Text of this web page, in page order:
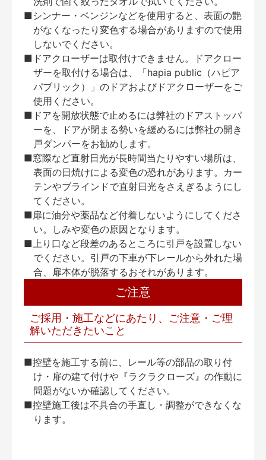
■シンナー・ベンジンなどを使用すると、表面の艶
がなくなったり変色する場合がありますので使用
しないでください。
■ドアクローザーは取付けできません。ドアクロー
ザーを取付ける場合は、「hapia public（ハピア
パブリック）」のドアおよびドアクローザーをご
使用ください。
■ドアを開放状態で止めるには弊社のドアストッパ
ーを、ドアが閉まる勢いを緩めるには弊社の開き
戸ダンパーをお勧めします。
■窓際など直射日光が長時間当たりやすい場所は、
表面の日焼けによる変色の恐れがあります。カー
テンやブラインドで直射日光をさえぎるようにし
てください。
■扉に油分や薬品など付着しないようにしてくださ
い。しみや変色の原因となります。
■上り口など段差のあるところに引戸を設置しない
でください。引戸の下車が下レールから外れた場
合、扉本体が脱落するおそれがあります。
ご注意
ご採用・施工などにあたり、ご注意・ご理
解いただきたいこと
■控壁を施工する前に、レール等の部品の取り付
け・扉の建て付けや『ラクラクローズ』の作動に
問題がないか確認してください。
■控壁施工後は不具合の手直し・調整ができなくな
ります。